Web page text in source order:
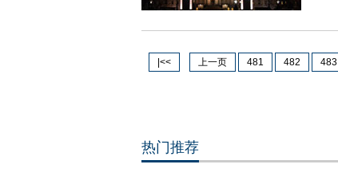
|<< 上一页 481 482 483